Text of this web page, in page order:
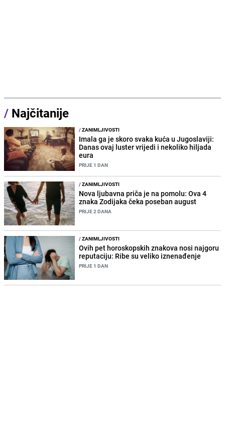
/ Najčitanije
/ZANIMLJIVOSTI
Imala ga je skoro svaka kuća u Jugoslaviji:
Danas ovaj luster vrijedi i nekoliko hiljada
eura
PRIJE 1 DAN
/ZANIMLJIVOSTI
Nova ljubavna priča je na pomolu: Ova 4
znaka Zodijaka čeka poseban august
PRIJE 2 DANA
/ZANIMLJIVOSTI
Ovih pet horoskopskih znakova nosi najgoru
reputaciju: Ribe su veliko iznenađenje
PRIJE 1 DAN